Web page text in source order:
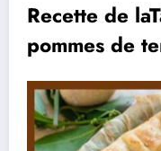
Recette de
pommes de